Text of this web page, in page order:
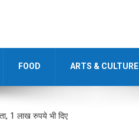
FOOD ARTS & CULTURE
1 लाख रुपये भी दिए